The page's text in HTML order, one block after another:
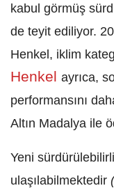
kabul görmüş
de teyit ediliyor.
Henkel, iklim
Henkel ayrıca,
performansını
Altın Madalya ile
Yeni
ulaşılabilmektedir